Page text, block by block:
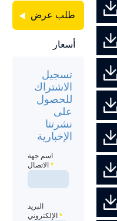
طلب عرض
أسعار
تسجيل
الاشتراك
للحصول
على
نشرتنا
الإخبارية
اسم جهة
الاتصال*
البريد
الإلكتروني*